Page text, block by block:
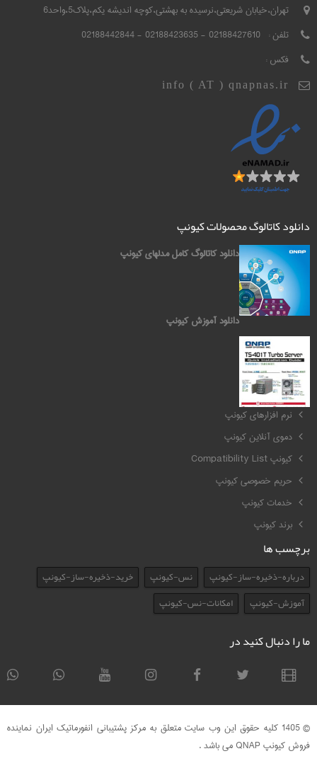
تهران،خیابان شریعتی،نرسیده به بهشتی،کوچه اندیشه یکم،پلاک5،واحد6
تلفن : 02188427610 - 02188423635 - 02188442844
فکس :
info ( AT ) qnapnas.ir
دانلود کاتالوگ محصولات کیونپ
دانلود کاتالوگ کامل مدلهای کیونپ
دانلود آموزش کیونپ
کیونپ QNAP
نرم افزارهای کیونپ
دموی آنلاین کیونپ
کیونپ Compatibility List
حریم خصوصی کیونپ
خدمات کیونپ
برند کیونپ
برچسب ها
درباره-ذخیره-ساز-کیونپ نس-کیونپ
خرید-ذخیره-ساز-کیونپ
آموزش-کیونپ
امکانات-نس-کیونپ
ما را دنبال کنید در
© 1405 کلیه حقوق این وب سایت متعلق به مرکز پشتیبانی انفورماتیک ایران نماینده
فروش کیونپ QNAP می باشد .